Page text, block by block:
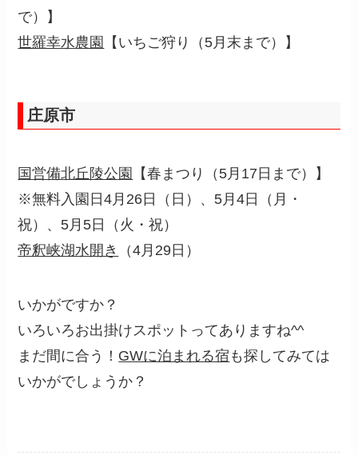
で）】
世羅幸水農園
【いちご狩り（5月末まで）】
庄原市
国営備北丘陵公園
【春まつり（5月17日まで）】
※無料入園日4月26日（日）、5月4日（月・
祝）、5月5日（火・祝）
帝釈峡湖水開き
（4月29日）
いかがですか？
いろいろお出掛けスポットってありますね^^
まだ間に合う！ GWに泊まれる宿 も探してみては
いかがでしょうか？